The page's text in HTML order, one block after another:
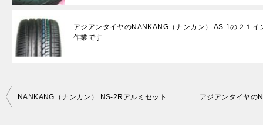
アジアンタイヤのNANKANG（ナンカン） AS-1の２１イ
作業です
投
NANKANG（ナンカン） NS-2Rアルミセット サーキット好きな方にオススメですよ！